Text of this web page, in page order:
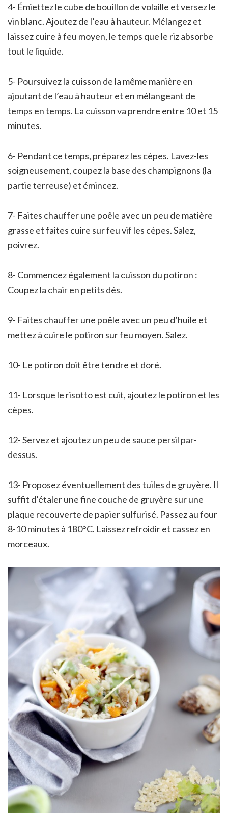
4- Émiettez le cube de bouillon de volaille et versez le
vin blanc. Ajoutez de l’eau à hauteur. Mélangez et
laissez cuire à feu moyen, le temps que le riz absorbe
tout le liquide.
5- Poursuivez la cuisson de la même manière en
ajoutant de l’eau à hauteur et en mélangeant de
temps en temps. La cuisson va prendre entre 10 et 15
minutes.
6- Pendant ce temps, préparez les cèpes. Lavez-les
soigneusement, coupez la base des champignons (la
partie terreuse) et émincez.
7- Faites chauffer une poêle avec un peu de matière
grasse et faites cuire sur feu vif les cèpes. Salez,
poivrez.
8- Commencez également la cuisson du potiron :
Coupez la chair en petits dés.
9- Faites chauffer une poêle avec un peu d’huile et
mettez à cuire le potiron sur feu moyen. Salez.
10- Le potiron doit être tendre et doré.
11- Lorsque le risotto est cuit, ajoutez le potiron et les
cèpes.
12- Servez et ajoutez un peu de sauce persil par-
dessus.
13- Proposez éventuellement des tuiles de gruyère. Il
suffit d’étaler une fine couche de gruyère sur une
plaque recouverte de papier sulfurisé. Passez au four
8-10 minutes à 180°C. Laissez refroidir et cassez en
morceaux.